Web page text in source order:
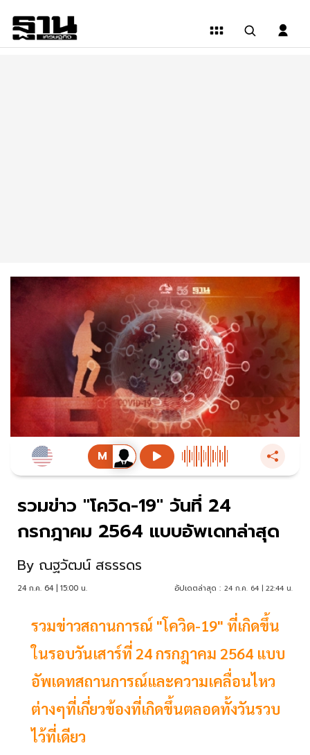
รวมข่าว "โควิด-19" วันที่ 24
กรกฎาคม 2564 แบบอัพเดทล่าสุด
By ณฐวัฒน์ สธรรดร
24 ก.ค. 64 | 15:00 น. อัปเดตล่าสุด : 24 ก.ค. 64 | 22:44 น.
รวมข่าวสถานการณ์ "โควิด-19" ที่เกิดขึ้น
ในรอบวันเสาร์ที่ 24 กรกฎาคม 2564 แบบ
อัพเดทสถานการณ์และความเคลื่อนไหว
ต่างๆที่เกี่ยวข้องที่เกิดขึ้นตลอดทั้งวันรวบ
ไว้ที่เดียว